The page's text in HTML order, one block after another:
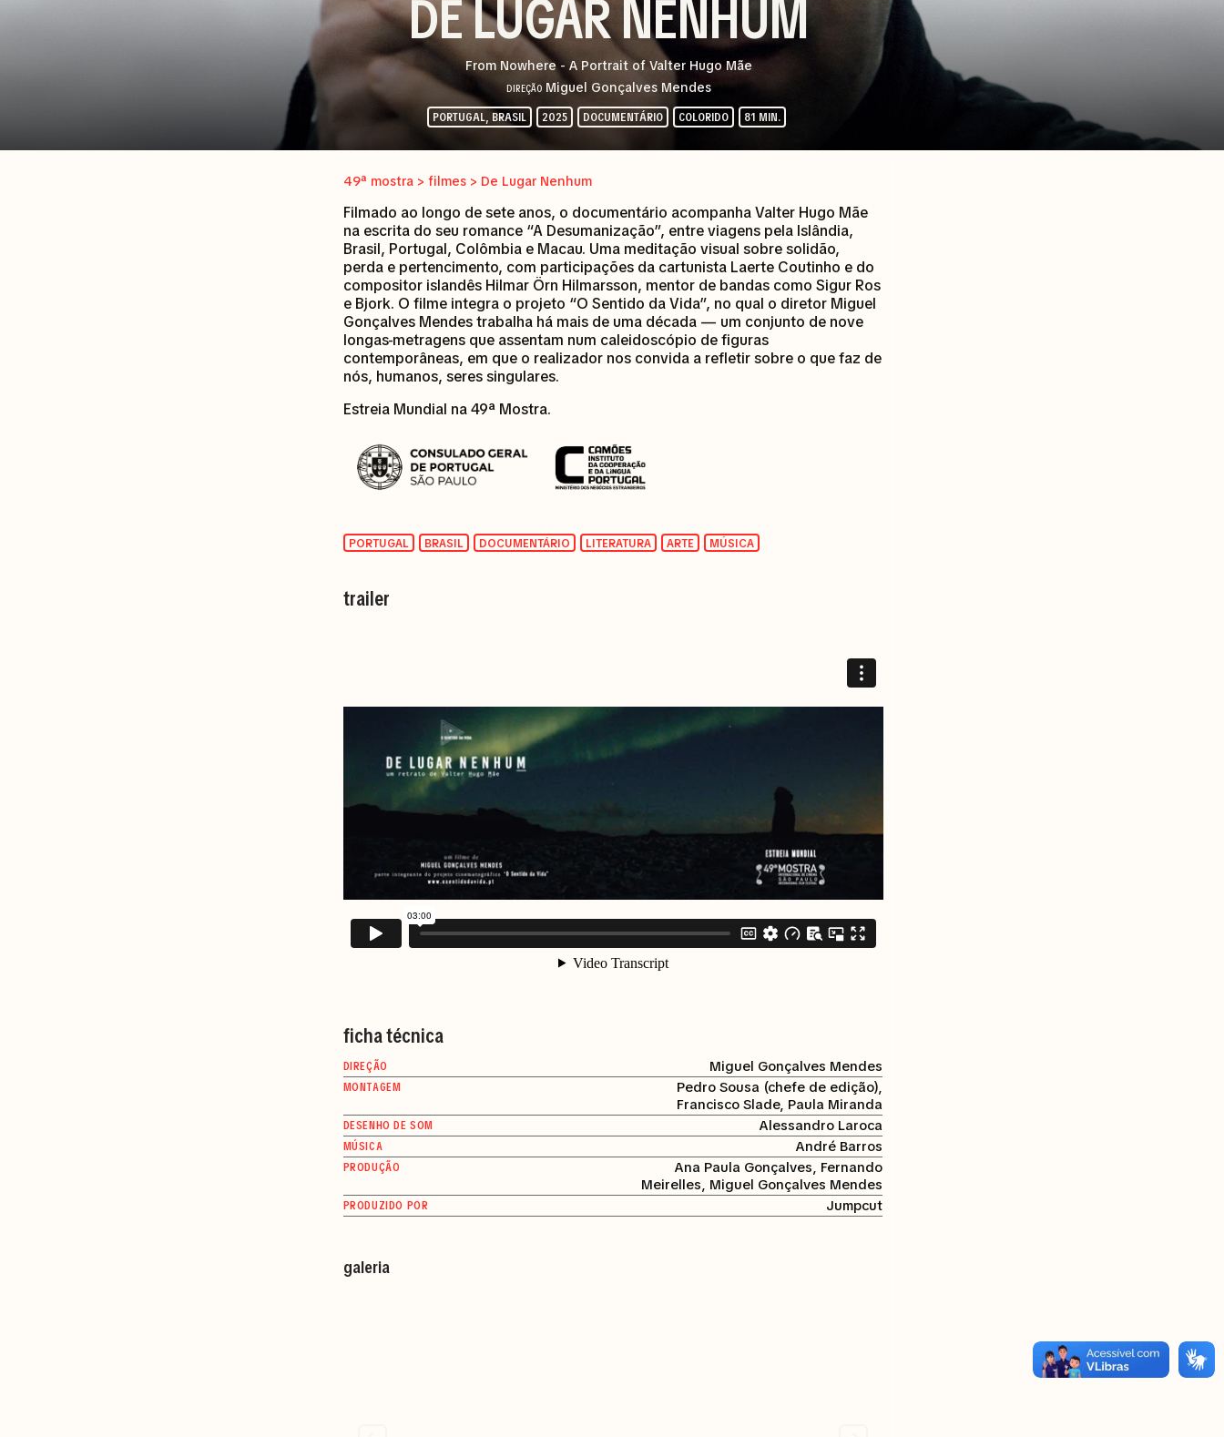
DE LUGAR NENHUM
From Nowhere - A Portrait of Valter Hugo Mãe
DIREÇÃO Miguel Gonçalves Mendes
PORTUGAL, BRASIL 2025 DOCUMENTÁRIO COLORIDO 81 MIN.
49ª mostra > filmes > De Lugar Nenhum
Filmado ao longo de sete anos, o documentário acompanha Valter Hugo Mãe
na escrita do seu romance “A Desumanização”, entre viagens pela Islândia,
Brasil, Portugal, Colômbia e Macau. Uma meditação visual sobre solidão,
perda e pertencimento, com participações da cartunista Laerte Coutinho e do
compositor islandês Hilmar Örn Hilmarsson, mentor de bandas como Sigur Ros
e Bjork. O filme integra o projeto “O Sentido da Vida”, no qual o diretor Miguel
Gonçalves Mendes trabalha há mais de uma década — um conjunto de nove
longas-metragens que assentam num caleidoscópio de figuras
contemporâneas, em que o realizador nos convida a refletir sobre o que faz de
nós, humanos, seres singulares.
Estreia Mundial na 49ª Mostra.
PORTUGAL BRASIL DOCUMENTÁRIO LITERATURA ARTE MÚSICA
trailer
ficha técnica
DIREÇÃO Miguel Gonçalves Mendes
MONTAGEM
Pedro Sousa (chefe de edição),
Francisco Slade, Paula Miranda
DESENHO DE SOM Alessandro Laroca
MÚSICA André Barros
PRODUÇÃO
Ana Paula Gonçalves, Fernando
Meirelles, Miguel Gonçalves Mendes
PRODUZIDO POR Jumpcut
galeria